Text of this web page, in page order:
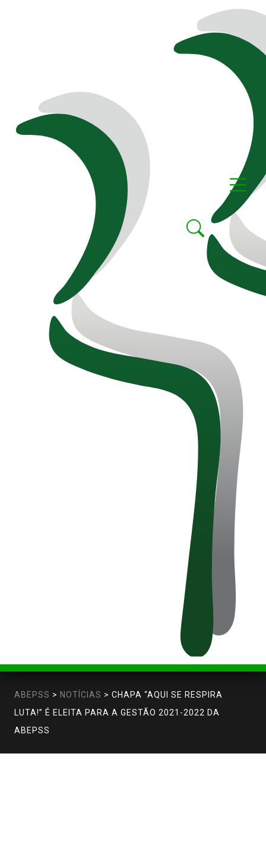
ABEPSS > NOTÍCIAS > CHAPA “AQUI SE RESPIRA
LUTA!” É ELEITA PARA A GESTÃO 2021-2022 DA
ABEPSS